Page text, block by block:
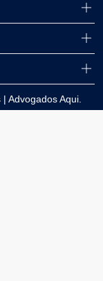
Advogados Aqui.